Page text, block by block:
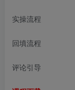
实操流程
回填流程
评论引导